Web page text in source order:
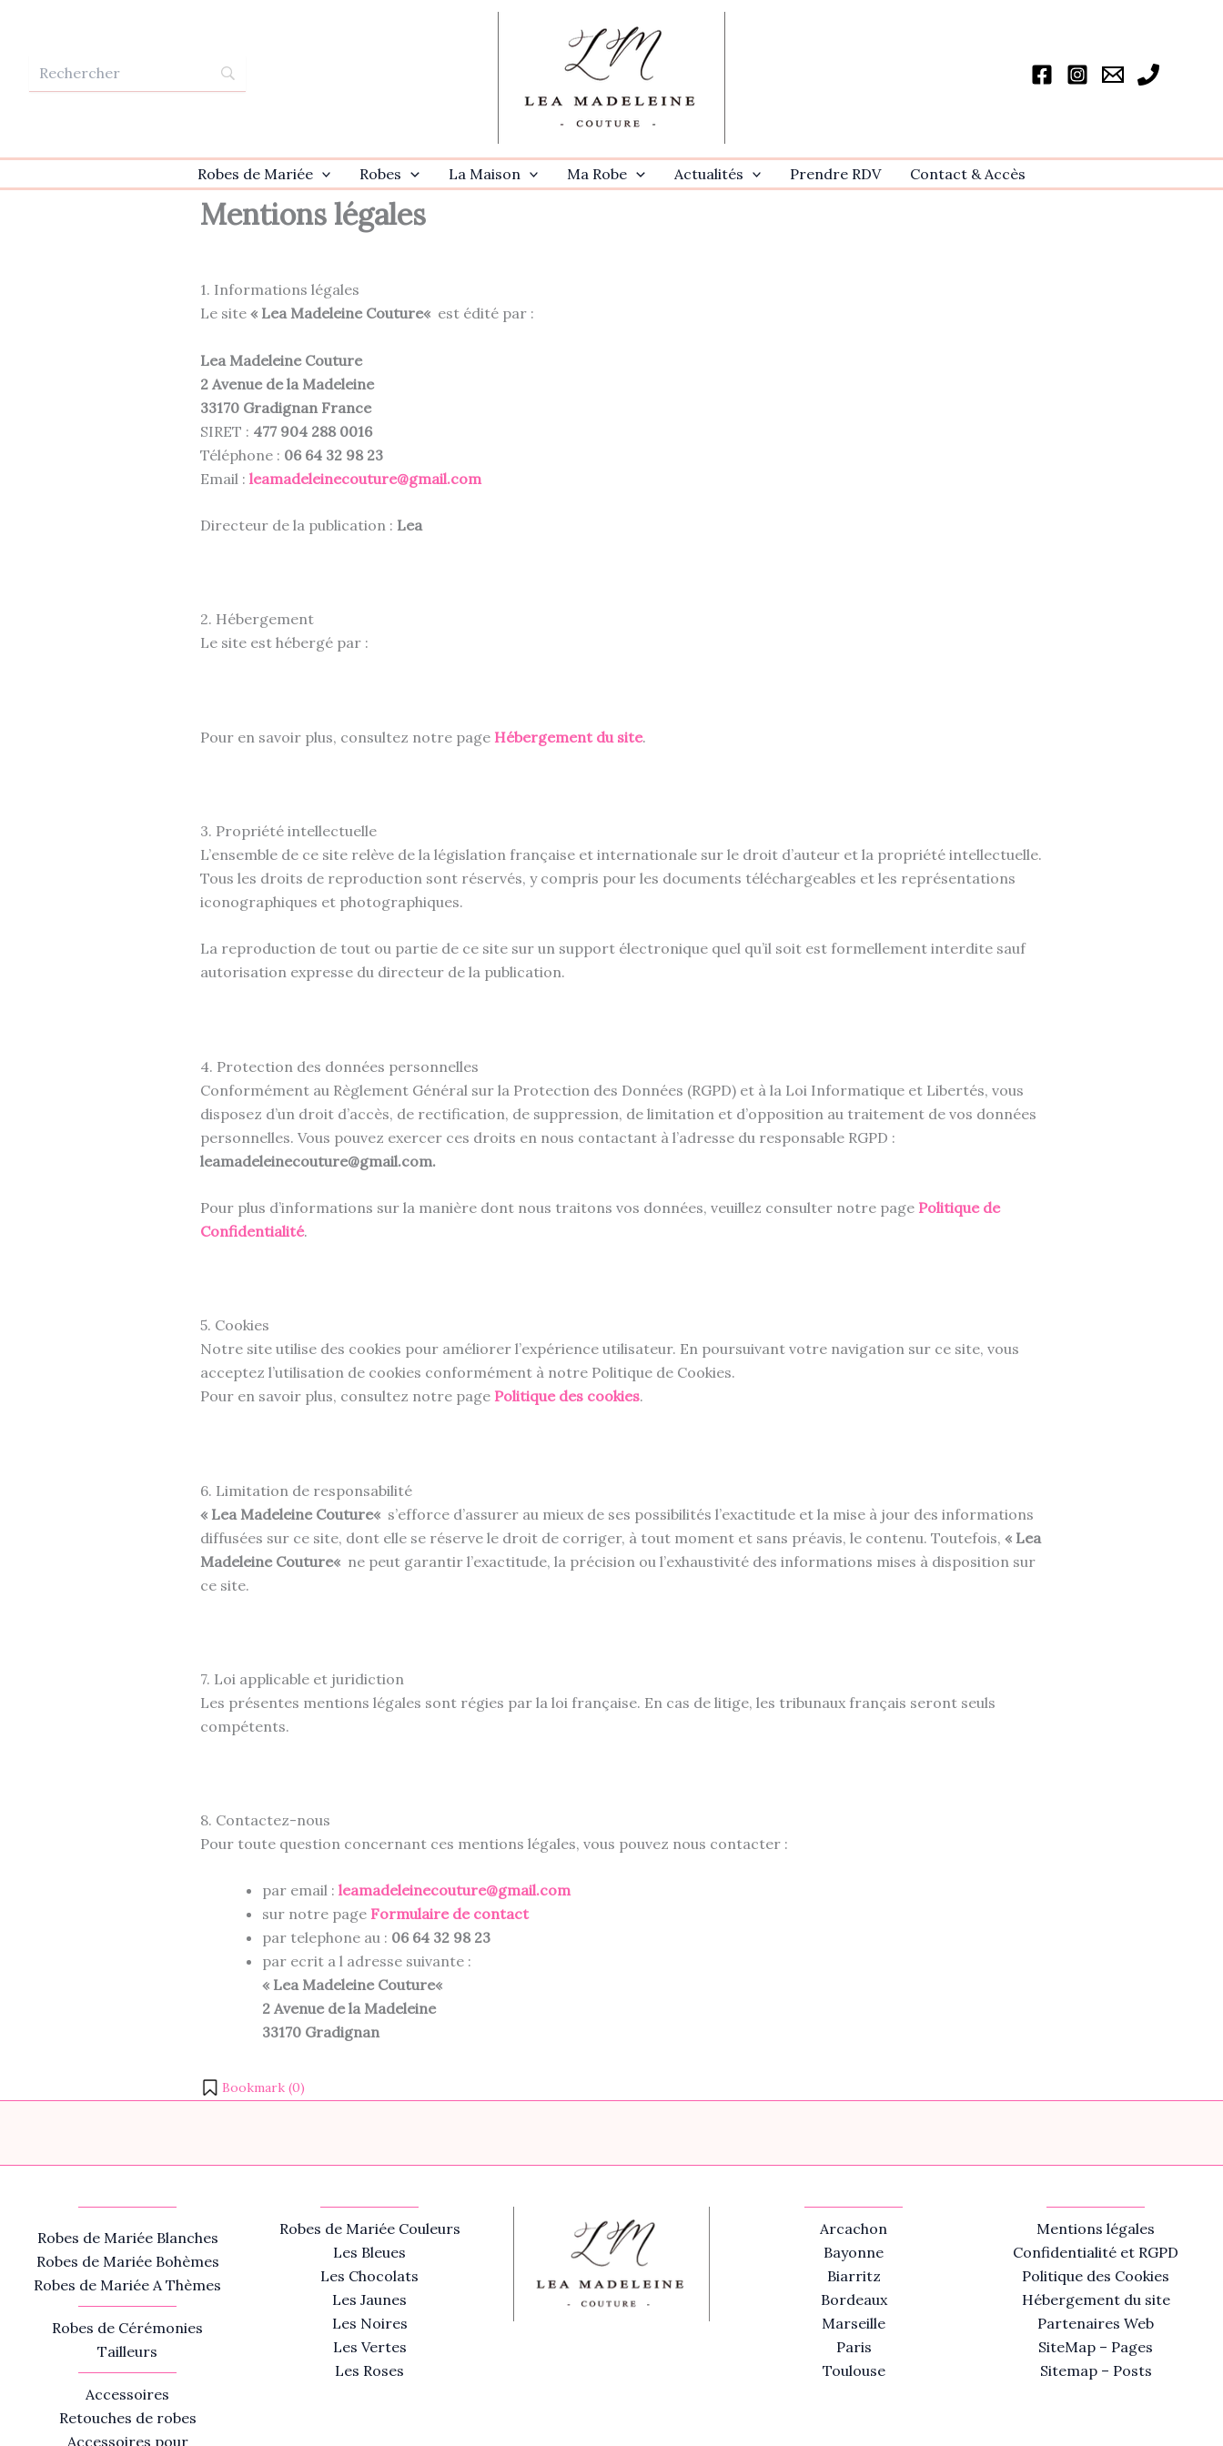
Robes de Mariée Robes La Maison Ma Robe Actualités Prendre RDV Contact & Accѐs
Mentions légales
1. Informations légales
Le site « Lea Madeleine Couture« est édité par :
Lea Madeleine Couture
2 Avenue de la Madeleine
33170 Gradignan France
SIRET : 477 904 288 0016
Téléphone : 06 64 32 98 23
Email : leamadeleinecouture@gmail.com
Directeur de la publication : Lea
2. Hébergement
Le site est hébergé par :
Pour en savoir plus, consultez notre page Hébergement du site.
3. Propriété intellectuelle
L’ensemble de ce site relève de la législation française et internationale sur le droit d’auteur et la propriété intellectuelle.
Tous les droits de reproduction sont réservés, y compris pour les documents téléchargeables et les représentations
iconographiques et photographiques.
La reproduction de tout ou partie de ce site sur un support électronique quel qu’il soit est formellement interdite sauf
autorisation expresse du directeur de la publication.
4. Protection des données personnelles
Conformément au Règlement Général sur la Protection des Données (RGPD) et à la Loi Informatique et Libertés, vous
disposez d’un droit d’accès, de rectification, de suppression, de limitation et d’opposition au traitement de vos données
personnelles. Vous pouvez exercer ces droits en nous contactant à l’adresse du responsable RGPD :
leamadeleinecouture@gmail.com.
Pour plus d’informations sur la manière dont nous traitons vos données, veuillez consulter notre page Politique de
Confidentialité.
5. Cookies
Notre site utilise des cookies pour améliorer l’expérience utilisateur. En poursuivant votre navigation sur ce site, vous
acceptez l’utilisation de cookies conformément à notre Politique de Cookies.
Pour en savoir plus, consultez notre page Politique des cookies.
6. Limitation de responsabilité
« Lea Madeleine Couture« s’efforce d’assurer au mieux de ses possibilités l’exactitude et la mise à jour des informations
diffusées sur ce site, dont elle se réserve le droit de corriger, à tout moment et sans préavis, le contenu. Toutefois, « Lea
Madeleine Couture« ne peut garantir l’exactitude, la précision ou l’exhaustivité des informations mises à disposition sur
ce site.
7. Loi applicable et juridiction
Les présentes mentions légales sont régies par la loi française. En cas de litige, les tribunaux français seront seuls
compétents.
8. Contactez-nous
Pour toute question concernant ces mentions légales, vous pouvez nous contacter :
par email : leamadeleinecouture@gmail.com
sur notre page Formulaire de contact
par telephone au : 06 64 32 98 23
par ecrit a l adresse suivante :
« Lea Madeleine Couture«
2 Avenue de la Madeleine
33170 Gradignan
Bookmark (0)
Robes de Mariée Blanches
Robes de Mariée Bohèmes
Robes de Mariée A Thèmes
Robes de Cérémonies
Tailleurs
Accessoires
Retouches de robes
Accessoires pour
Robes de Mariée Couleurs
Les Bleues
Les Chocolats
Les Jaunes
Les Noires
Les Vertes
Les Roses
Arcachon
Bayonne
Biarritz
Bordeaux
Marseille
Paris
Toulouse
Mentions légales
Confidentialité et RGPD
Politique des Cookies
Hébergement du site
Partenaires Web
SiteMap – Pages
Sitemap – Posts